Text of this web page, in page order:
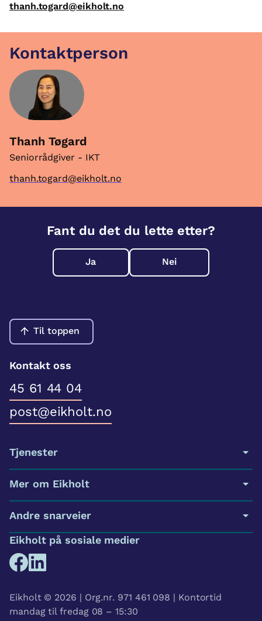
thanh.togard@eikholt.no
Kontaktperson
Thanh Tøgard
Seniorrådgiver - IKT
thanh.togard@eikholt.no
Fant du det du lette etter?
Ja Nei
Til toppen
Kontakt oss
45 61 44 04
post@eikholt.no
Tjenester
Mer om Eikholt
Andre snarveier
Eikholt på sosiale medier
Eikholt © 2026 | Org.nr. 971 461 098 | Kontortid
mandag til fredag 08 – 15:30